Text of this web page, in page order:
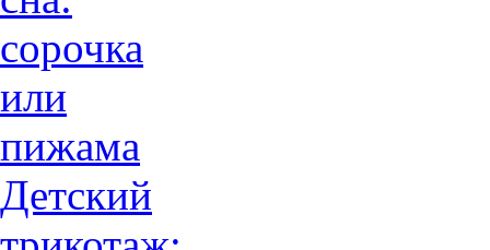
сорочка
или
пижама
Детский